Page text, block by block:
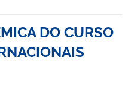
DO CURSO